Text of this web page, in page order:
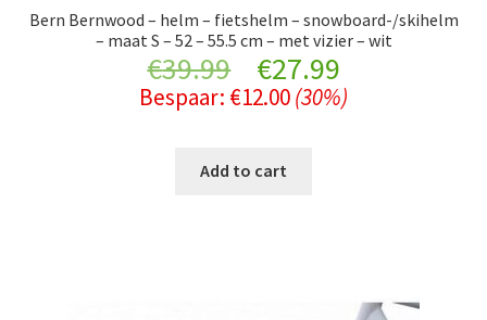
Bern Bernwood – helm – fietshelm – snowboard-/skihelm
– maat S – 52 – 55.5 cm – met vizier – wit
€39.99
Original
price
was:
€27.99Current
price
Bespaar: €12.00(30%)
Add to cart